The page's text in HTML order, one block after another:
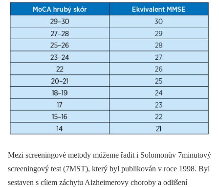
Mezi screeningové metody můžeme řadit i Solomonův 7minutový
screeningový test (7MST), který byl publikován v roce 1998. Byl
sestaven s cílem záchytu Alzheimerovy choroby a odlišení